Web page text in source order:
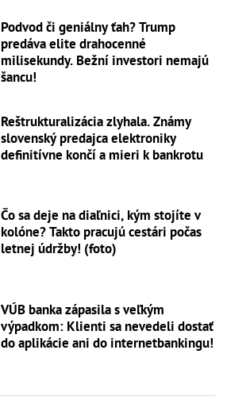
Podvod či geniálny ťah? Trump
predáva elite drahocenné
milisekundy. Bežní investori nemajú
šancu!
Reštrukturalizácia zlyhala. Známy
slovenský predajca elektroniky
definitívne končí a mieri k bankrotu
Čo sa deje na diaľnici, kým stojíte v
kolóne? Takto pracujú cestári počas
letnej údržby! (foto)
VÚB banka zápasila s veľkým
výpadkom: Klienti sa nevedeli dostať
do aplikácie ani do internetbankingu!